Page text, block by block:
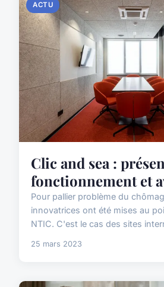
ACTU
Clic and sea :
fonctionnement et
Pour pallier problème du
innovatrices ont été mises au
NTIC. C'est le cas des sites
25 mars 2023